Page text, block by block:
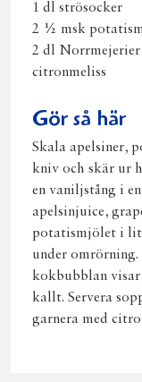
1 dl strösocker
2 ½ msk
2 dl Norrmejerier
citronmeliss
Gör så här
Skala apelsiner,
kniv och skär ur
en vaniljstång i
apelsinjuice,
potatismjölet i
under omrörning.
kokbubblan
kallt. Servera
garnera med